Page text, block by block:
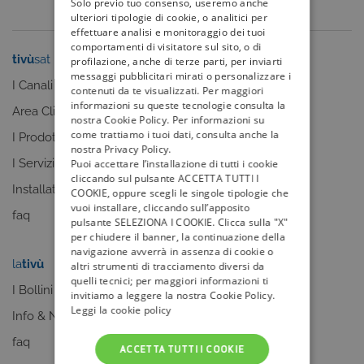
tivùsat
I Canali
Area Clienti
I Prodotti
I Servizi
Installatori
faq
tivù la guida
I programmi
I canali
La Guida +
faq
lativù
I Bollini
Info & News
faq
mytivù
Solo previo tuo consenso, useremo anche
ulteriori tipologie di cookie, o analitici per
effettuare analisi e monitoraggio dei tuoi
comportamenti di visitatore sul sito, o di
profilazione, anche di terze parti, per inviarti
messaggi pubblicitari mirati o personalizzare i
contenuti da te visualizzati. Per maggiori
informazioni su queste tecnologie consulta la
nostra Cookie Policy. Per informazioni su
come trattiamo i tuoi dati, consulta anche la
nostra Privacy Policy.
Puoi accettare l’installazione di tutti i cookie
cliccando sul pulsante ACCETTA TUTTI I
COOKIE, oppure scegli le singole tipologie che
vuoi installare, cliccando sull’apposito
pulsante SELEZIONA I COOKIE. Clicca sulla "X"
per chiudere il banner, la continuazione della
navigazione avverrà in assenza di cookie o
altri strumenti di tracciamento diversi da
quelli tecnici; per maggiori informazioni ti
invitiamo a leggere la nostra Cookie Policy.
Leggi la cookie policy
ACCETTA TUTTI I COOKIE